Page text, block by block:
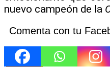
nuevo campeón de la
Comenta con tu